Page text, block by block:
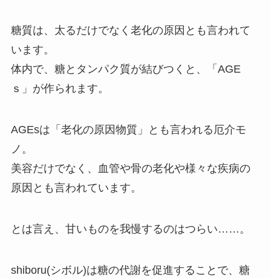
糖質は、太るだけでなく老化の原因とも言われて
います。
体内で、糖とタンパク質が結びつくと、「AGE
ｓ」が作られます。
AGEsは「老化の原因物質」とも言われる厄介モ
ノ。
美容だけでなく、血管や骨の老化や様々な疾病の
原因とも言われています。
とは言え、甘いものを我慢するのはつらい……。
shiboru(シボル)は糖の代謝を促進することで、糖